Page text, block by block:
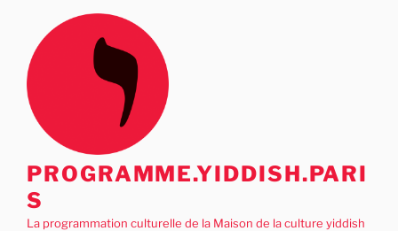
contenu
principal
PROGRAMME.YIDDISH.PARI
S
La programmation culturelle de la Maison de la culture yiddish